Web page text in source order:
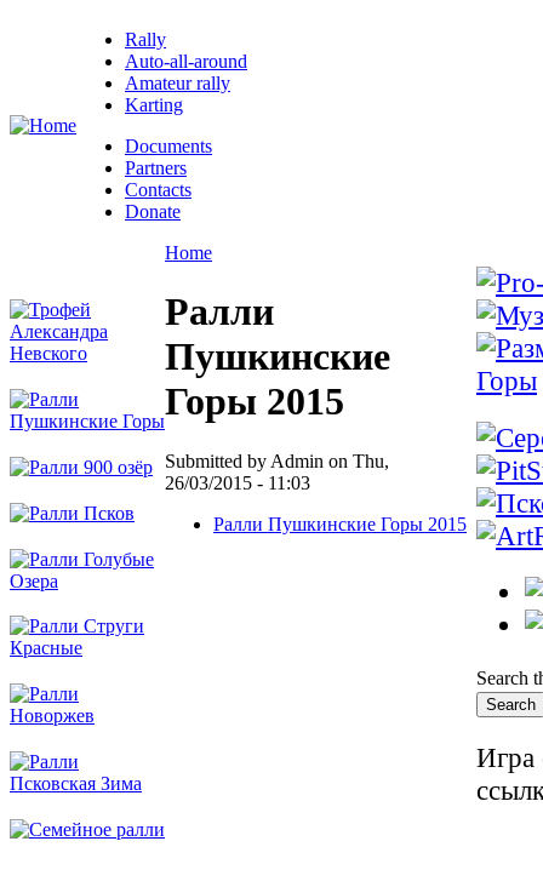
Rally
Auto-all-around
Amateur rally
Karting
Documents
Partners
Contacts
Donate
Home
Ралли
Пушкинские
Горы 2015
Submitted by Admin on Thu,
26/03/2015 - 11:03
Ралли Пушкинские Горы 2015
Search
Игра